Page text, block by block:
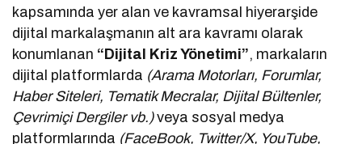
kapsamında yer alan ve kavramsal hiyerarşide
dijital markalaşmanın alt ara kavramı olarak
konumlanan “Dijital Kriz Yönetimi”, markaların
dijital platformlarda (Arama Motorları, Forumlar,
Haber Siteleri, Tematik Mecralar, Dijital Bültenler,
Çevrimiçi Dergiler vb.)veya sosyal medya
platformlarında (FaceBook, Twitter/X, YouTube,